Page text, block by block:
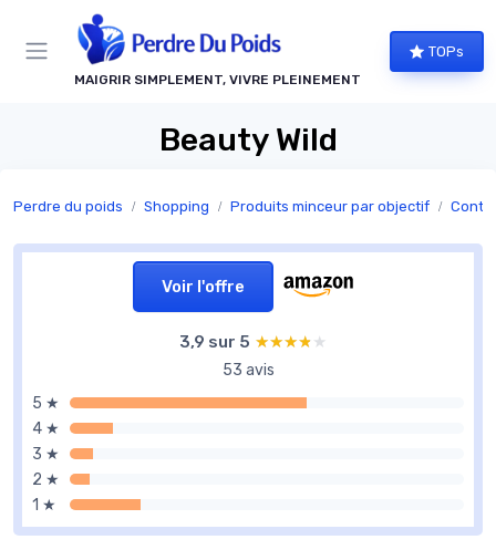
MAIGRIR SIMPLEMENT, VIVRE PLEINEMENT
TOPs
Beauty Wild
Perdre du poids Shopping Produits minceur par objectif
Voir l'offre
3,9 sur 5 ★★★★★
★★★★★
53 avis
5 ★
4 ★
3 ★
2 ★
1 ★
Panneau de gestion des cookies